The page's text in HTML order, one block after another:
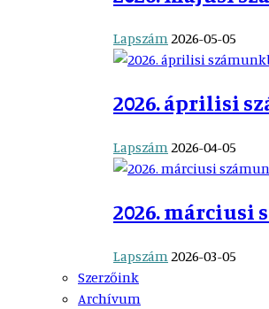
Lapszám2026-05-05
2026. áprilisi
Lapszám2026-04-05
2026. márciusi
Lapszám2026-03-05
Szerzőink
Archívum